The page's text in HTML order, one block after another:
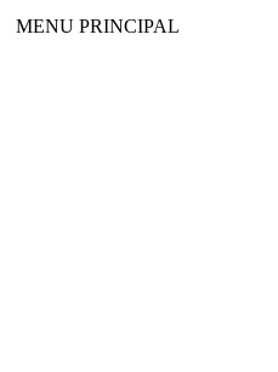
MENU PRINCIPAL